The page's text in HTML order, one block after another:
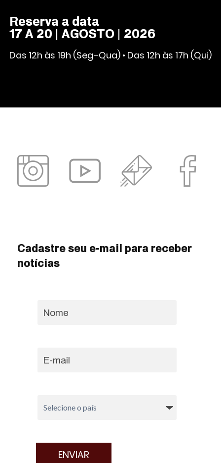
Reserva a data
17 A 20 | AGOSTO | 2026
Das 12h às 19h (Seg–Qua) • Das 12h às 17h (Qui)
Cadastre seu e-mail para receber
notícias